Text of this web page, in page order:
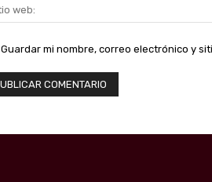
Guardar mi nombre, correo electrónico y